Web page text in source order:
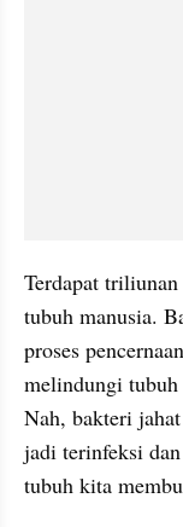
Terdapat
tubuh manusia.
proses
melindungi tubuh
Nah, bakteri
jadi terinfeksi
tubuh kita